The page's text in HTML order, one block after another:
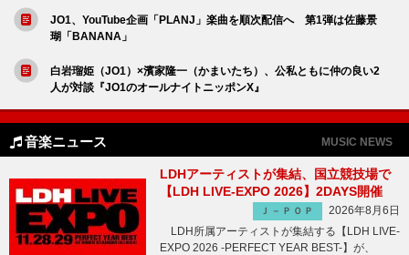
JO1、YouTube企画「PLANJ」楽曲を順次配信へ 第1弾は佐藤景
瑚「BANANA」
白岩瑠姫（JO1）×濱家隆一（かまいたち）、公私ともに仲の良い2
人が対談『JO1のオールナイトニッポンX』
音楽ニュース MUSIC NEWS
LDHアーティストが集結、国立競技場で
【LDH LIVE-EXPO 2026】2DAYS開催
Ｊ－ＰＯＰ
2026年8月6日
LDH所属アーティストが集結する【LDH LIVE-
EXPO 2026 -PERFECT YEAR BEST-】が、